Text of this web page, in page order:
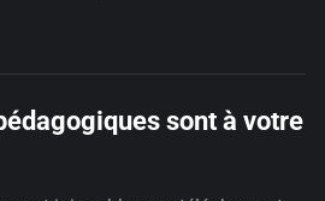
sont à votre